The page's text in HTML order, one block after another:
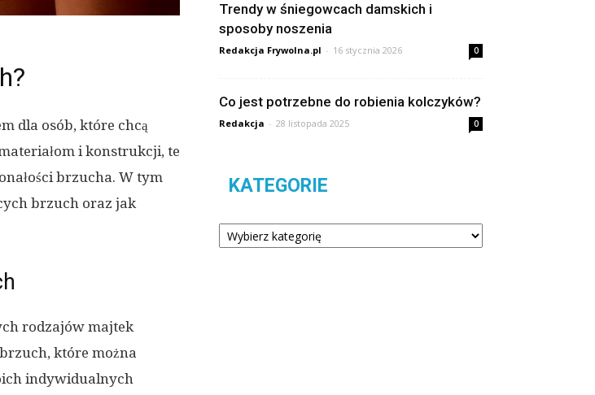
dla osób, które chcą
i konstrukcji, te
brzucha. W tym
brzuch oraz jak
rodzajów majtek
które można
indywidualnych
Trendy w śniegowcach damskich i
sposoby noszenia
Redakcja Frywolna.pl - 16 stycznia 2026 0
Co jest potrzebne do robienia kolczyków?
Redakcja - 28 listopada 2025 0
KATEGORIE
Kategorie